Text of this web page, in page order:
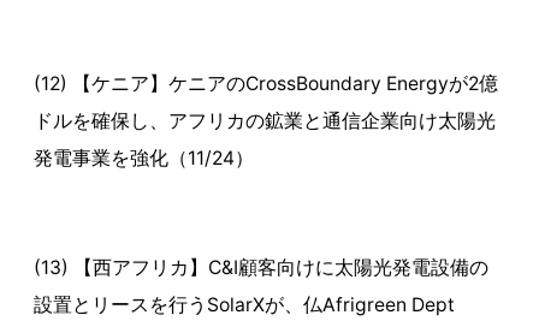
(12) 【ケニア】ケニアのCrossBoundary Energyが2億
ドルを確保し、アフリカの鉱業と通信企業向け太陽光
発電事業を強化（11/24）
(13) 【西アフリカ】C&I顧客向けに太陽光発電設備の
設置とリースを行うSolarXが、仏Afrigreen Dept